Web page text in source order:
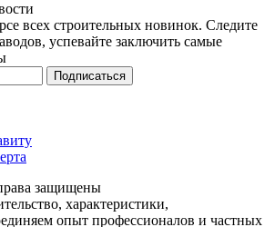
всех строительных новинок. Следите
успевайте заключить самые
Подписаться
защищены
характеристики,
опыт профессионалов и частных